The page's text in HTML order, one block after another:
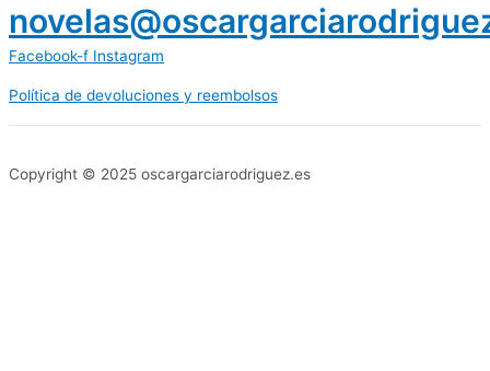
Facebook-f Instagram
Política de devoluciones y reembolsos
Copyright © 2025 oscargarciarodriguez.es